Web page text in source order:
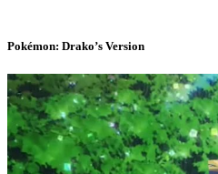
Pokémon: Drako’s Version